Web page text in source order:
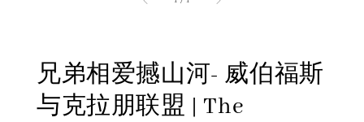
兄弟相爱撼山河- 威伯福斯
与克拉朋联盟 | The